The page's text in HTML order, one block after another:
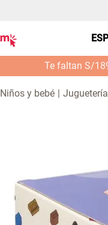
Te faltan S/
Niños y bebé Juguetería